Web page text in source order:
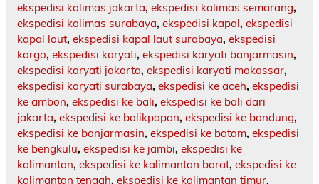
ekspedisi kalimas jakarta, ekspedisi kalimas semarang,
ekspedisi kalimas surabaya, ekspedisi kapal, ekspedisi
kapal laut, ekspedisi kapal laut surabaya, ekspedisi
kargo, ekspedisi karyati, ekspedisi karyati banjarmasin,
ekspedisi karyati jakarta, ekspedisi karyati makassar,
ekspedisi karyati surabaya, ekspedisi ke aceh, ekspedisi
ke ambon, ekspedisi ke bali, ekspedisi ke bali dari
jakarta, ekspedisi ke balikpapan, ekspedisi ke bandung,
ekspedisi ke banjarmasin, ekspedisi ke batam, ekspedisi
ke bengkulu, ekspedisi ke jambi, ekspedisi ke
kalimantan, ekspedisi ke kalimantan barat, ekspedisi ke
kalimantan tengah, ekspedisi ke kalimantan timur,